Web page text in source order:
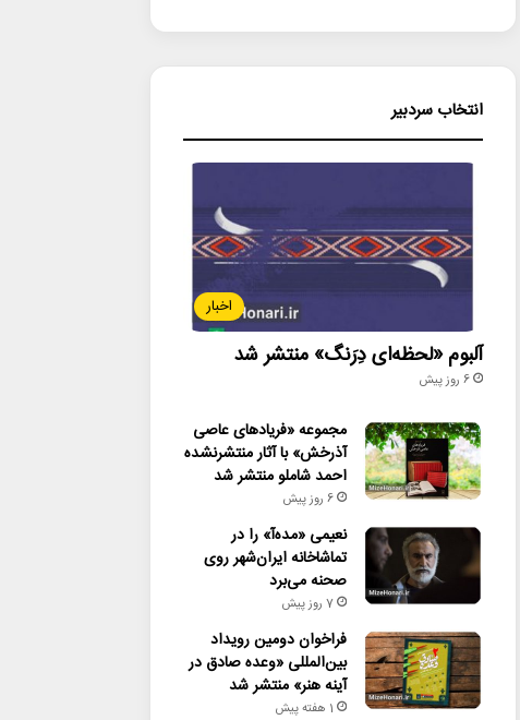
انتخاب سردبیر
اخبار
آلبوم «لحظه‌ای دِرَنگ» منتشر شد
6 روز پیش
مجموعه «فریادهای عاصی
آذرخش» با آثار منتشرنشده
احمد شاملو منتشر شد
6 روز پیش
نعیمی «مده‌آ» را در
تماشاخانه ایران‌شهر روی
صحنه می‌برد
7 روز پیش
فراخوان دومین رویداد
بین‌المللی «وعده صادق در
آینه هنر» منتشر شد
1 هفته پیش